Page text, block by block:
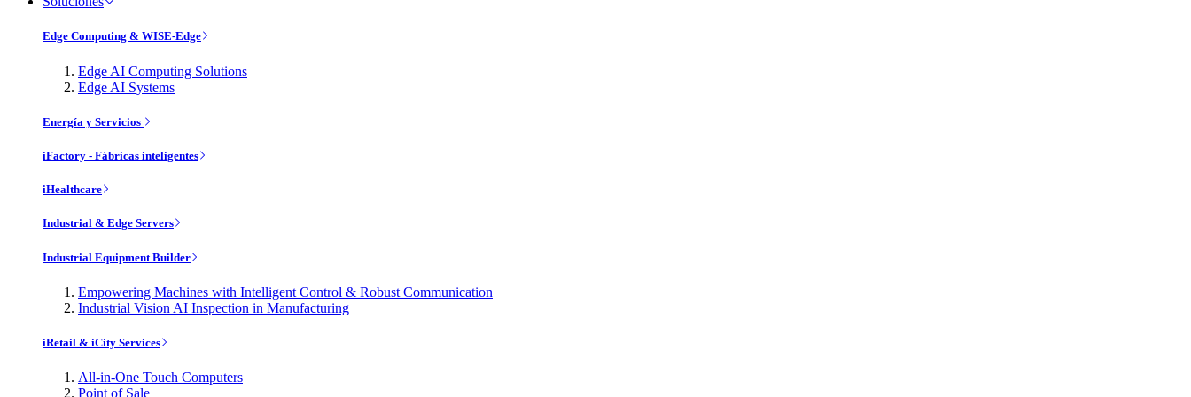
Edge Computing & WISE-Edge
Edge AI Computing Solutions
Edge AI Systems
Energía y Servicios
iFactory - Fábricas inteligentes
iHealthcare
Industrial & Edge Servers
Industrial Equipment Builder
Empowering Machines with Intelligent Control & Robust Communication
Industrial Vision AI Inspection in Manufacturing
iRetail & iCity Services
All-in-One Touch Computers
Point of Sale